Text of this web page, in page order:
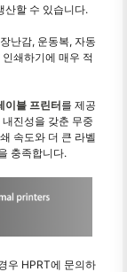
산할 수 있습니다.
난감, 운동복, 자동
쇄하기에 매우 적
이블 프린터를 제공
진성을 갖춘 무중
속도와 더 큰 라벨
충족합니다.
우 HPRT에 문의하